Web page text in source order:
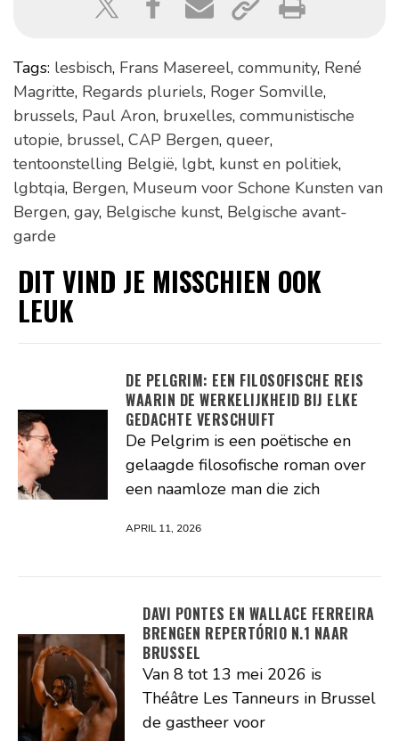
Tags: lesbisch, Frans Masereel, community, René
Magritte, Regards pluriels, Roger Somville,
brussels, Paul Aron, bruxelles, communistische
utopie, brussel, CAP Bergen, queer,
tentoonstelling België, lgbt, kunst en politiek,
lgbtqia, Bergen, Museum voor Schone Kunsten van
Bergen, gay, Belgische kunst, Belgische avant-
garde
DIT VIND JE MISSCHIEN OOK
LEUK
DE PELGRIM: EEN FILOSOFISCHE REIS
WAARIN DE WERKELIJKHEID BIJ ELKE
GEDACHTE VERSCHUIFT
De Pelgrim is een poëtische en
gelaagde filosofische roman over
een naamloze man die zich
APRIL 11, 2026
DAVI PONTES EN WALLACE FERREIRA
BRENGEN REPERTÓRIO N.1 NAAR
BRUSSEL
Van 8 tot 13 mei 2026 is
Théâtre Les Tanneurs in Brussel
de gastheer voor